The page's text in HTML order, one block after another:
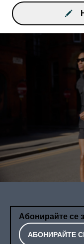
Абонирайте се
АБОНИРАЙТЕ